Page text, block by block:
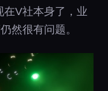
V社本身了，业
然很有问题。